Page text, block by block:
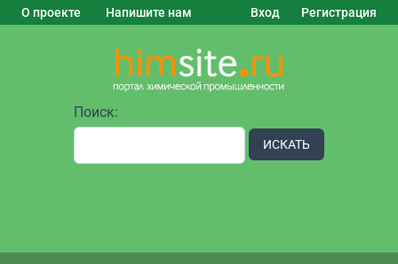
О проекте Напишите нам Вход Регистрация
Поиск:
ИСКАТЬ